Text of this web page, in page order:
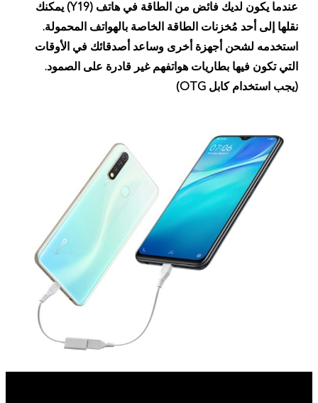
عندما يكون لديك فائض من الطاقة في هاتف (Y19) يمكنك
نقلها إلى أحد مُخزنات الطاقة الخاصة بالهواتف المحمولة.
استخدمه لشحن أجهزة أخرى وساعد أصدقائك في الأوقات
التي تكون فيها بطاريات هواتفهم غير قادرة على الصمود.
(يجب استخدام كابل OTG)